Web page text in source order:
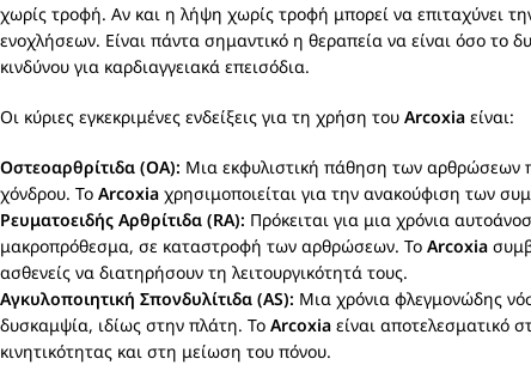
χωρίς τροφή. Αν και η λήψη χωρίς τροφή μπορεί να επιταχύνει
ενοχλήσεων. Είναι πάντα σημαντικό η θεραπεία να είναι όσο το
κινδύνου για καρδιαγγειακά επεισόδια.
Οι κύριες εγκεκριμένες ενδείξεις για τη χρήση του Arcoxia είναι:
Οστεοαρθρίτιδα (OA): Μια εκφυλιστική πάθηση των αρθρώσεων
χόνδρου. Το Arcoxia χρησιμοποιείται για την ανακούφιση των
Ρευματοειδής Αρθρίτιδα (RA): Πρόκειται για μια χρόνια
μακροπρόθεσμα, σε καταστροφή των αρθρώσεων. Το Arcoxia
ασθενείς να διατηρήσουν τη λειτουργικότητά τους.
Αγκυλοποιητική Σπονδυλίτιδα (AS): Μια χρόνια φλεγμονώδης
δυσκαμψία, ιδίως στην πλάτη. Το Arcoxia είναι αποτελεσματικό
κινητικότητας και στη μείωση του πόνου.